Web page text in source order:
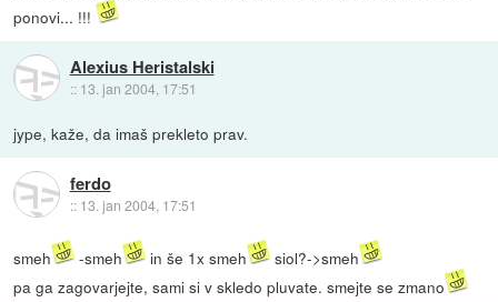
ponovi... !!!
Alexius Heristalski
:: 13. jan 2004, 17:51
jype, kaže, da imaš prekleto prav.
ferdo
:: 13. jan 2004, 17:51
smeh -smeh in še 1x smeh
siol?->smeh
pa ga zagovarjejte, sami si v skledo pluvate. smejte se zmano